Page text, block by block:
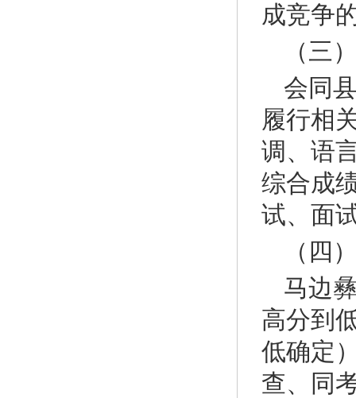
成竞争
（三
会同
履行相
调、语
综合成
试、面
（四
马边
高分到
低确定
查、同